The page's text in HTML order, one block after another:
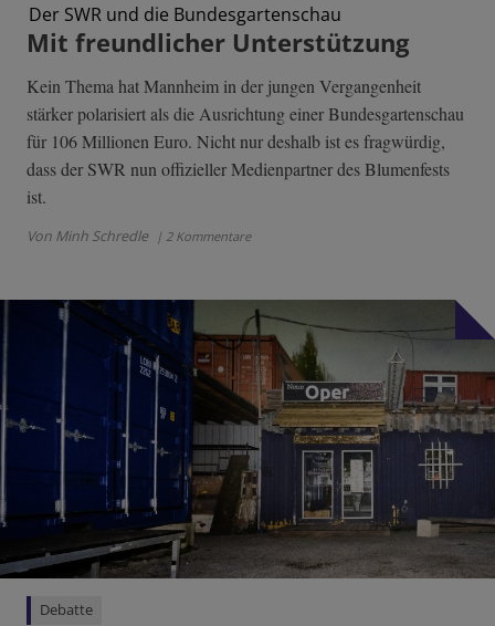
Der SWR und die Bundesgartenschau
Mit freundlicher Unterstützung
Kein Thema hat Mannheim in der jungen Vergangenheit
stärker polarisiert als die Ausrichtung einer Bundesgartenschau
für 106 Millionen Euro. Nicht nur deshalb ist es fragwürdig,
dass der SWR nun offizieller Medienpartner des Blumenfests
ist.
Von Minh Schredle | 2 Kommentare
Debatte